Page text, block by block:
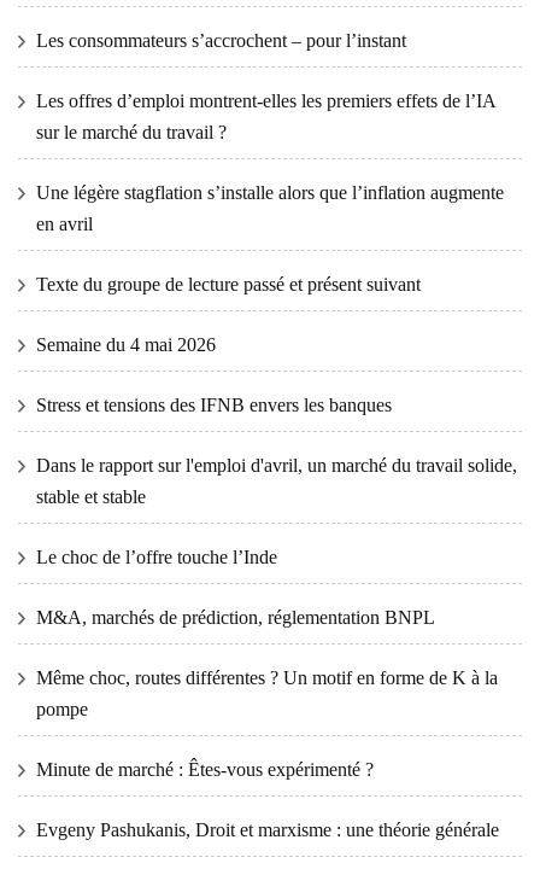
Les consommateurs s’accrochent – ​​pour l’instant
Les offres d’emploi montrent-elles les premiers effets de l’IA
sur le marché du travail ?
Une légère stagflation s’installe alors que l’inflation augmente
en avril
Texte du groupe de lecture passé et présent suivant
Semaine du 4 mai 2026
Stress et tensions des IFNB envers les banques
Dans le rapport sur l'emploi d'avril, un marché du travail solide,
stable et stable
Le choc de l’offre touche l’Inde
M&A, marchés de prédiction, réglementation BNPL
Même choc, routes différentes ? Un motif en forme de K à la
pompe
Minute de marché : Êtes-vous expérimenté ?
Evgeny Pashukanis, Droit et marxisme : une théorie générale